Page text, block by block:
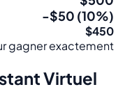
-$50 (10%)
$450
gagner exactement
Virtuel